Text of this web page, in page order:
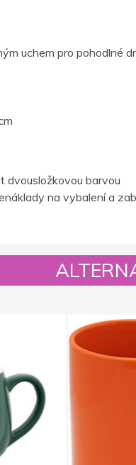
uchem pro pohodlné
dvousložkovou barvou
na vybalení a